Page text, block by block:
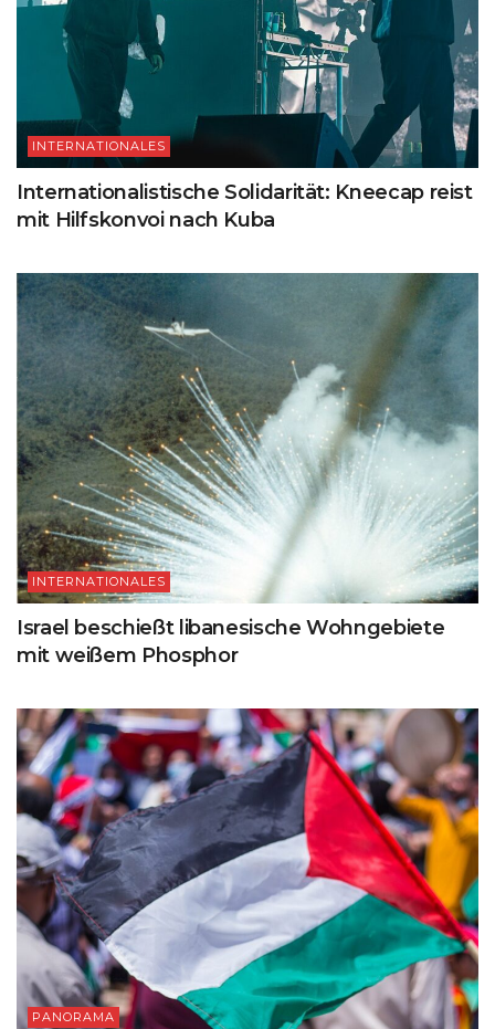
INTERNATIONALES
Internationalistische Solidarität: Kneecap reist
mit Hilfskonvoi nach Kuba
INTERNATIONALES
Israel beschießt libanesische Wohngebiete
mit weißem Phosphor
PANORAMA